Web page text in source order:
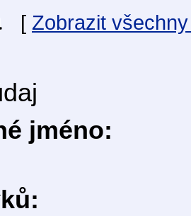
[ Zobrazit
jméno: